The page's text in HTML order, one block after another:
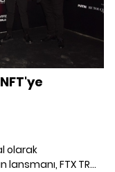
olarak
FTX TR